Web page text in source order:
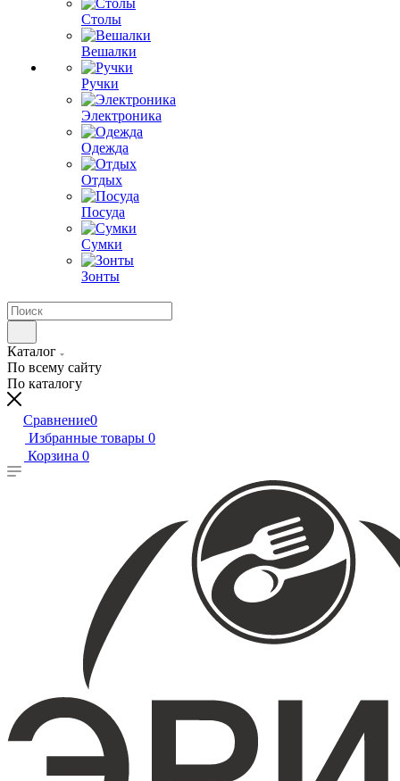
Столы
Вешалки
Ручки
Электроника
Одежда
Отдых
Посуда
Сумки
Зонты
Каталог
По всему сайту
По каталогу
Сравнение0
Избранные товары 0
Корзина 0